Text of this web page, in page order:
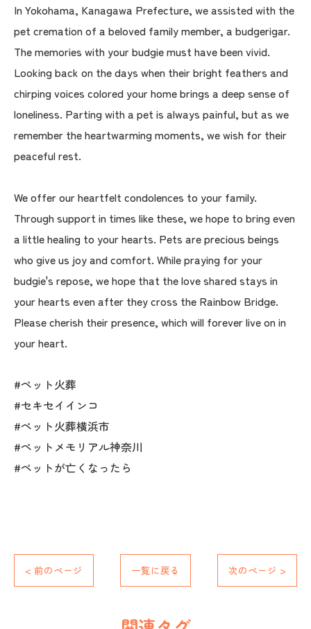
In Yokohama, Kanagawa Prefecture, we assisted with the
pet cremation of a beloved family member, a budgerigar.
The memories with your budgie must have been vivid.
Looking back on the days when their bright feathers and
chirping voices colored your home brings a deep sense of
loneliness. Parting with a pet is always painful, but as we
remember the heartwarming moments, we wish for their
peaceful rest.
We offer our heartfelt condolences to your family.
Through support in times like these, we hope to bring even
a little healing to your hearts. Pets are precious beings
who give us joy and comfort. While praying for your
budgie's repose, we hope that the love shared stays in
your hearts even after they cross the Rainbow Bridge.
Please cherish their presence, which will forever live on in
your heart.
#ペット火葬
#セキセイインコ
#ペット火葬横浜市
#ペットメモリアル神奈川
#ペットが亡くなったら
< 前のページ 一覧に戻る 次のページ >